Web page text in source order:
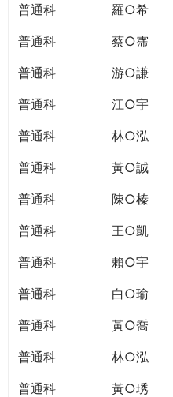
普通科
羅○希
普通科
蔡○霈
普通科
游○謙
普通科
江○宇
普通科
林○泓
普通科
黃○誠
普通科
陳○榛
普通科
王○凱
普通科
賴○宇
普通科
白○瑜
普通科
黃○喬
普通科
林○泓
普通科
黃○琇